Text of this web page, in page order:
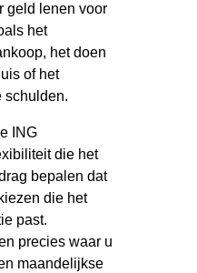
geld lenen voor
het
het doen
of het
schulden.
ING
die het
bepalen dat
die het
past.
precies waar u
maandelijkse